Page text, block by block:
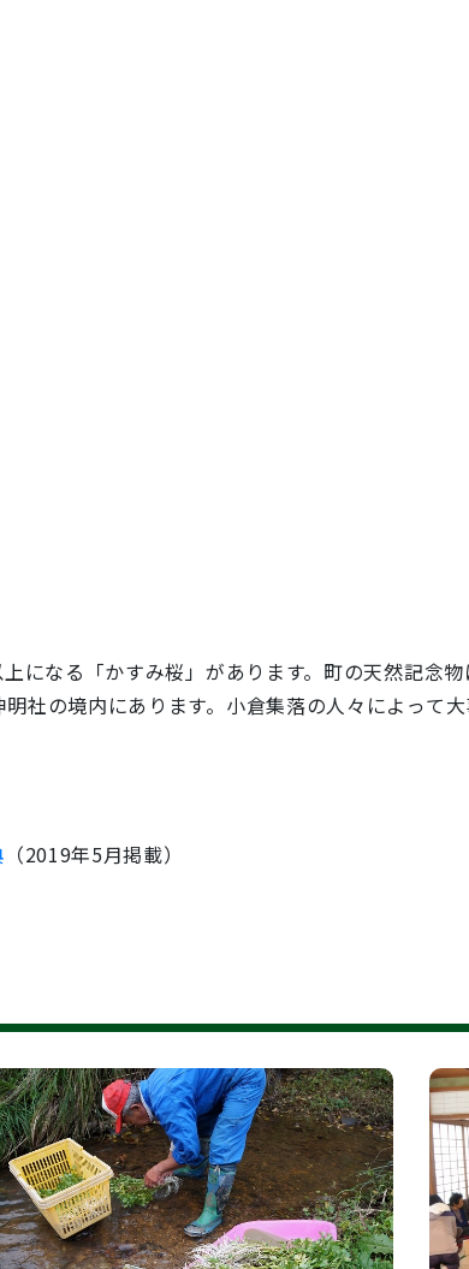
になる「かすみ桜」があります。町の天然記念
社の境内にあります。小倉集落の人々によって大
（2019年5月掲載）